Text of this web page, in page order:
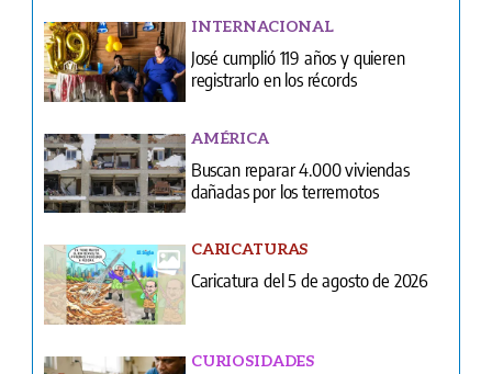
AMÉRICA
Buscan reparar 4.000 viviendas
dañadas por los terremotos
CARICATURAS
Caricatura del 5 de agosto de 2026
CURIOSIDADES
Coloca una moneda en tu zapato
FARÁNDULA